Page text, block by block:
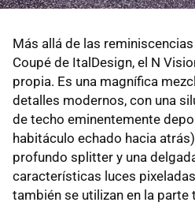
Más allá de las
Coupé de ItalDesign, el N
propia. Es una magnífica
detalles modernos, con una
de techo eminentemente
habitáculo echado hacia
profundo splitter y una
características luces
también se utilizan en la parte